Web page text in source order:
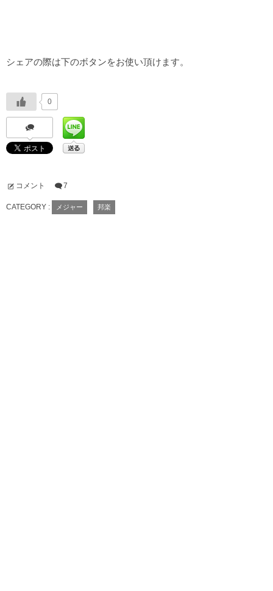
シェアの際は下のボタンをお使い頂けます。
0
コメント 7
CATEGORY : メジャー 邦楽